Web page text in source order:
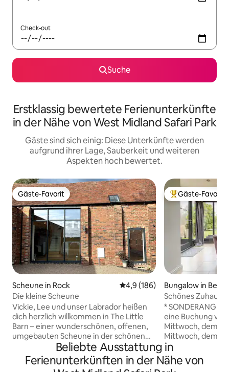
Check-out
Suche
Erstklassig bewertete Ferienunterkünfte
in der Nähe von West Midland Safari Park
Gäste sind sich einig: Diese Unterkünfte werden
aufgrund ihrer Lage, Sauberkeit und weiteren
Aspekten hoch bewertet.
Gäste-Favorit
Gäste-Favorit
Scheune in Rock Durchschnittliche Bewertung:
4,9 (186)
Die kleine Scheune
Vickie, Lee und unser Labrador heißen
dich herzlich willkommen in The Little
Barn – einer wunderschönen, offenen,
umgebauten Scheune in der schönen
Gegend des Wyre Forest in
Worcestershire. Das Innere strahlt Licht
und Raum aus. Platz für 2-4 Gäste in
Beliebter Gäste-
Gäste-Favorit
Bungalow in
Schönes
Belbroughton
*
eine Buchung
Mittwoch, dem
Mittwoch, dem
Erkundige dich
Annexe auf der
eine schöne,
Beliebte Ausstattung in
Ferienunterkünften in der Nähe von